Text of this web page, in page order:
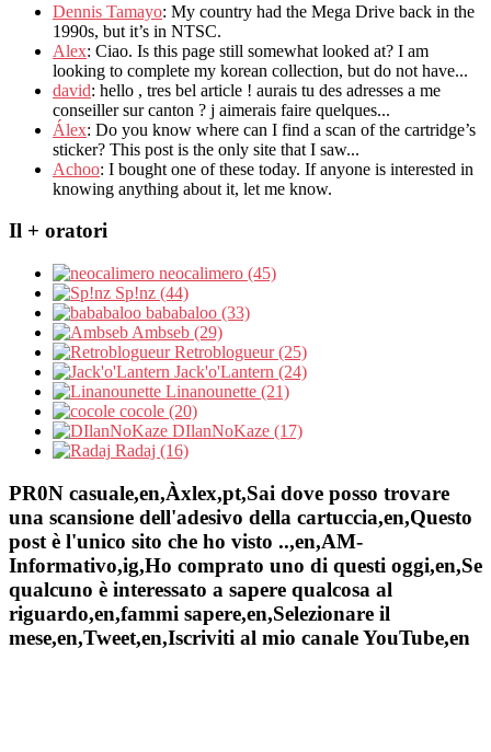
Dennis Tamayo: My country had the Mega Drive back in the
1990s, but it’s in NTSC.
Alex: Ciao. Is this page still somewhat looked at? I am
looking to complete my korean collection, but do not have...
david: hello , tres bel article ! aurais tu des adresses a me
conseiller sur canton ? j aimerais faire quelques...
Álex: Do you know where can I find a scan of the cartridge’s
sticker? This post is the only site that I saw...
Achoo: I bought one of these today. If anyone is interested in
knowing anything about it, let me know.
Il + oratori
neocalimero (45)
Sp!nz (44)
bababaloo (33)
Ambseb (29)
Retroblogueur (25)
Jack'o'Lantern (24)
Linanounette (21)
cocole (20)
DIlanNoKaze (17)
Radaj (16)
PR0N casuale,en,Àxlex,pt,Sai dove posso trovare
una scansione dell'adesivo della cartuccia,en,Questo
post è l'unico sito che ho visto ..,en,AM-
Informativo,ig,Ho comprato uno di questi oggi,en,Se
qualcuno è interessato a sapere qualcosa al
riguardo,en,fammi sapere,en,Selezionare il
mese,en,Tweet,en,Iscriviti al mio canale YouTube,en